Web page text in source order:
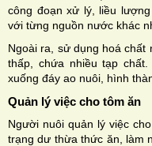
công đoạn xử lý, liều
với từng nguồn nước khác
Ngoài ra, sử dụng hoá
thấp, chứa nhiều tạp
xuống đáy ao nuôi, hình
Quản lý việc cho tôm ăn
Người nuôi quản lý việc
trạng dư thừa thức ăn, làm